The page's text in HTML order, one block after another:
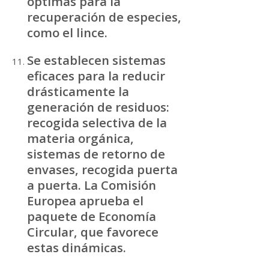
recuperación de especies,
como el lince.
Se establecen sistemas
eficaces para la reducir
drásticamente la
generación de residuos:
recogida selectiva de la
materia orgánica,
sistemas de retorno de
envases, recogida puerta
a puerta. La Comisión
Europea aprueba el
paquete de Economía
Circular, que favorece
estas dinámicas.